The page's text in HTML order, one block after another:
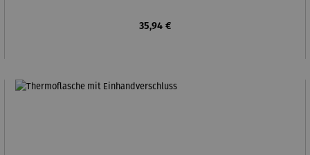
Regulärer Preis:
35,94 €